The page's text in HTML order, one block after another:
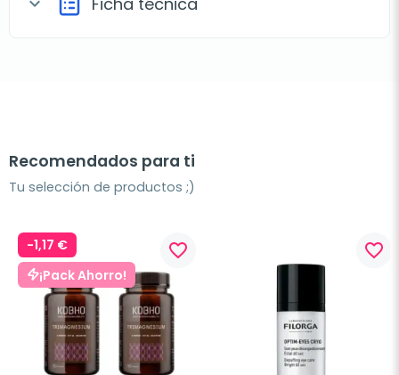
Recomendados para ti
Tu selección de productos ;)
-1,17 €
¡Pack Ahorro!
favorite_border favorite_border